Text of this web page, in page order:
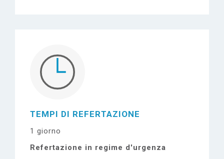
TEMPI DI REFERTAZIONE
1 giorno
Refertazione in regime d'urgenza